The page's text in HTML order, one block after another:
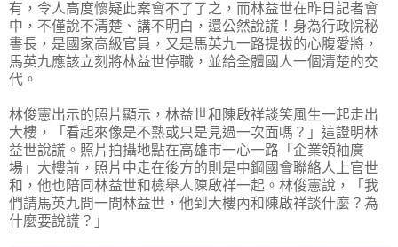
有，令人高度懷疑此案會不了了之，而林益世在昨日記者會
中，不僅說不清楚、講不明白，還公然說謊！身為行政院秘
書長，是國家高級官員，又是馬英九一路提拔的心腹愛將，
馬英九應該立刻將林益世停職，並給全體國人一個清楚的交
代。
林俊憲出示的照片顯示，林益世和陳啟祥談笑風生一起走出
大樓，「看起來像是不熟或只是見過一次面嗎？」這證明林
益世說謊。照片拍攝地點在高雄市一心一路「企業領袖廣
場」大樓前，照片中走在後方的則是中鋼國會聯絡人上官世
和，他也陪同林益世和檢舉人陳啟祥一起。林俊憲說，「我
們請馬英九問一問林益世，他到大樓內和陳啟祥談什麼？為
什麼要說謊？」